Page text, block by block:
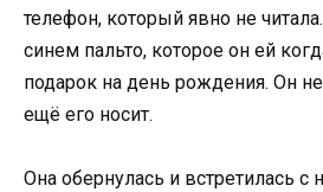
телефон, который явно не
синем пальто, которое он ей
подарок на день рождения. Он
ещё его носит.
Она обернулась и встретилась с